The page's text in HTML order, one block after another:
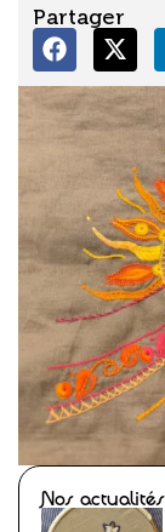
Partager
Nos actualités